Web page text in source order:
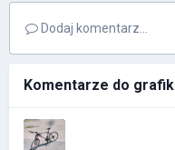
Dodaj komentarz...
Komentarze do grafik